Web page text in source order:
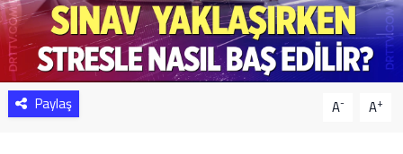
Paylaş A- A+
Resmi Reklam